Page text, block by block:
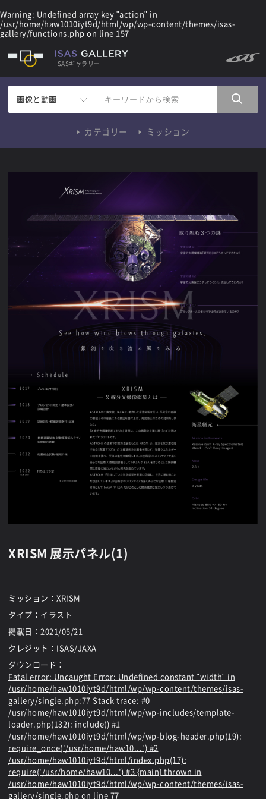
Warning: Undefined array key "action" in
/usr/home/haw1010iyt9d/html/wp/wp-content/themes/isas-
gallery/functions.php on line 157
ISASギャラリー
画像と動画
カテゴリー ミッション
XRISM 展示パネル(1)
ミッション： XRISM
タイプ：イラスト
掲載日： 2021/05/21
クレジット：ISAS/JAXA
ダウンロード：
Fatal error: Uncaught Error: Undefined constant "width" in
/usr/home/haw1010iyt9d/html/wp/wp-content/themes/isas-
gallery/single.php:77 Stack trace: #0
/usr/home/haw1010iyt9d/html/wp/wp-includes/template-
loader.php(132): include() #1
/usr/home/haw1010iyt9d/html/wp/wp-blog-header.php(19):
require_once('/usr/home/haw10...') #2
/usr/home/haw1010iyt9d/html/index.php(17):
require('/usr/home/haw10...') #3 {main} thrown in
/usr/home/haw1010iyt9d/html/wp/wp-content/themes/isas-
gallery/single.php on line 77